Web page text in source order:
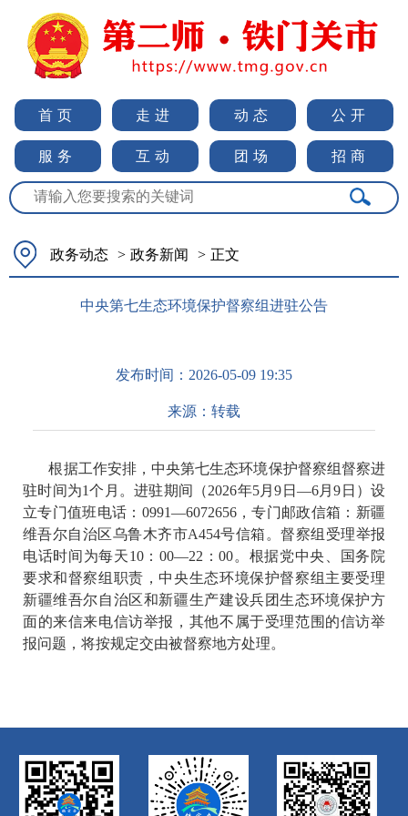
首页 走进 动态 公开
服务 互动 团场 招商
政务动态 > 政务新闻 > 正文
中央第七生态环境保护督察组进驻公告
发布时间： 2026-05-09 19:35
来源： 转载
根据工作安排，中央第七生态环境保护督察组督察进
驻时间为1个月。进驻期间 （2026年5月9 日 —6月9 日 ） 设
立专门值班电话： 0991—6072656，专门邮政信箱：新疆
维吾尔自治区乌鲁木齐市A454号信箱。督察组受理举报
电话时间为每天10：00—22 ：00。根据党中央、国务院
要求和督察组职责，中央生态环境保护督察组主要受理
新疆维吾尔自治区和新疆生产建设兵团生态环境保护方
面的来信来电信访举报 ， 其他不属于受理范围的信访举
报问题，将按规定交由被督察地方处理。